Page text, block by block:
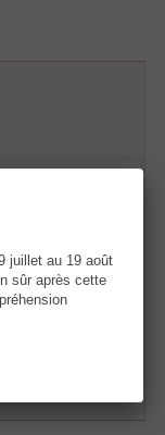
juillet au 19 août
sûr après cette